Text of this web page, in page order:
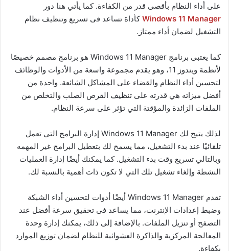
على أداء النظام بأقصى قدر من الكفاءة. كما يأتي هنا دور
Windows 11 Managerكأداة تساعد فى تسريع وتنظيف نظام
التشغيل لضمان أداء ممتاز.
كما يعتبى برنامج Windows 11 Manager هو برنامج مصمم خصيصًا
لأنظمة ويندوز 11، وهو يقدم مجموعة واسعة من الأدوات والوظائف
لتحسين أداء النظام والقضاء على المشاكل الشائعة. واحدة من
أفضل ميزاته هي قدرته على تنظيف القرص الصلب والتخلص من
الملفات الزائدة والمؤقتة التي تؤثر على سرعة النظام.
لذلك يتيح لك Windows 11 Manager إدارة البرامج التي تعمل
تلقائيًا عند بدء التشغيل، مما يسمح لك بتعطيل البرامج غير المهمه
وبالتالي تسريع وقت بدء التشغيل. كما يمكنك أيضًا إدارة العمليات
النشطة وإلغاء تشغيل تلك التي لا تكون ذات أهمية بالنسبة لك.
تقدم Windows 11 Manager أيضًا أدوات لتحسين أداء الشبكة
وضبط إعدادات الإنترنت، مما يساعد فى تحقيق سرعة أفضل عند
التصفح أو تنزيل الملفات. بالإضافة إلى ذلك، يمكنك إدارة وحدة
المعالجة المركزية والذاكرة العشوائية للنظام لضمان توزيع الموارد
بكفاءة.